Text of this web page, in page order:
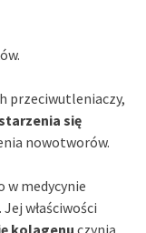
przeciwutleniaczy,
się
nowotworów.
w medycynie
właściwości
kolagenu czynią